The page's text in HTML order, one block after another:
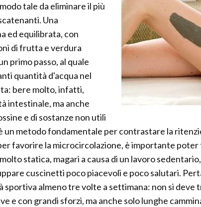
tale da eliminare il più
Una
ed equilibrata, con
di frutta e verdura
primo passo, al quale
quantità d'acqua nel
bere molto, infatti,
intestinale, ma anche
e di sostanze non utili
un metodo fondamentale per contrastare la
favorire la microcircolazione, è importante poter
statica, magari a causa di un lavoro
cuscinetti poco piacevoli e poco salutari.
almeno tre volte a settimana: non si deve
e con grandi sforzi, ma anche solo lunghe